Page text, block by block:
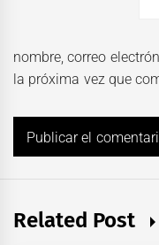
nombre, correo
la próxima vez que
Related Post